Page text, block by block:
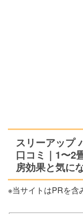
スリーアップ
口コミ｜1〜2
房効果と気に
※当サイトはPRを含